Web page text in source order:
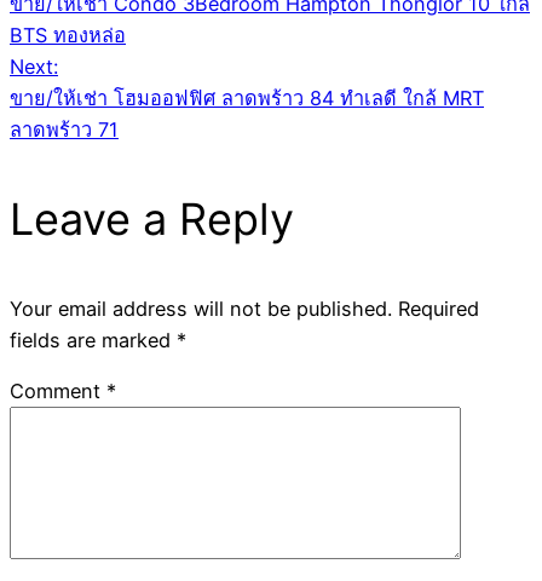
navigation
BTS ทองหล่อ
Next:
ขาย/ให้เช่า โฮมออฟฟิศ ลาดพร้าว 84 ทำเลดี ใกล้ MRT
ลาดพร้าว 71
Leave a Reply
Your email address will not be published. Required
fields are marked *
Comment *